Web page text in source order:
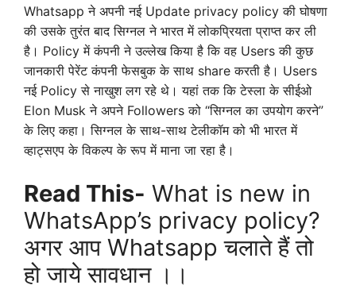
Whatsapp ने अपनी नई Update privacy policy की घोषणा
की उसके तुरंत बाद सिग्नल ने भारत में लोकप्रियता प्राप्त कर ली
है। Policy में कंपनी ने उल्लेख किया है कि वह Users की कुछ
जानकारी पेरेंट कंपनी फेसबुक के साथ share करती है। Users
नई Policy से नाखुश लग रहे थे। यहां तक कि टेस्ला के सीईओ
Elon Musk ने अपने Followers को “सिग्नल का उपयोग करने”
के लिए कहा। सिग्नल के साथ-साथ टेलीकॉम को भी भारत में
व्हाट्सएप के विकल्प के रूप में माना जा रहा है।
Read This- What is new in
WhatsApp’s privacy policy?
अगर आप Whatsapp चलाते हैं तो
हो जाये सावधान ।।